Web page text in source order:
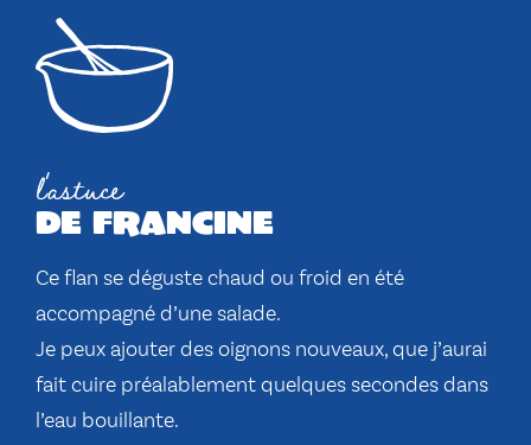
l'astuce
de francine
Ce flan se déguste chaud ou froid en été
accompagné d’une salade.
Je peux ajouter des oignons nouveaux, que j’aurai
fait cuire préalablement quelques secondes dans
l’eau bouillante.